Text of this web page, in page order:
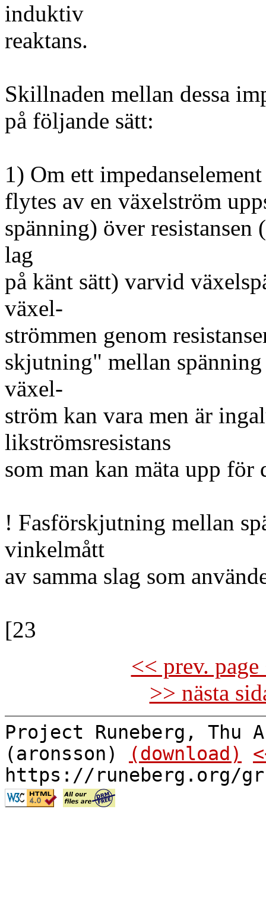
induktiv
reaktans.
Skillnaden mellan dessa
på följande sätt:
1) Om ett
flytes av en växelström
spänning) över resistansen
lag
på känt sätt) varvid
växel-
strömmen genom
skjutning" mellan
växel-
ström kan vara men är
likströmsresistans
som man kan mäta upp för
! Fasförskjutning mellan
vinkelmått
av samma slag som
[23
<< prev.
>> nästa
Project Runeberg, Thu
(aronsson)
(download)
https://runeberg.org/